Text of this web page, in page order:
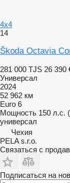
4x4
14
Škoda Octavia
281 000 TJS 26 390
Универсал
2024
52 962 км
Euro 6
Мощность 150 л.с.
универсал
Чехия
PELA s.r.o.
Связаться с
Подписаться на